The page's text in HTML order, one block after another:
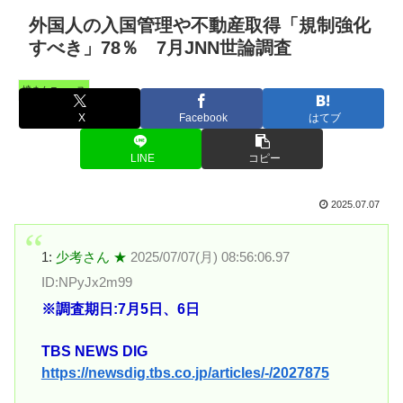
外国人の入国管理や不動産取得「規制強化
すべき」78％ 7月JNN世論調査
憤まんニュース
X Facebook はてブ
LINE コピー
2025.07.07
1: 少考さん ★ 2025/07/07(月) 08:56:06.97
ID:NPyJx2m99
※調査期日:7月5日、6日
TBS NEWS DIG
https://newsdig.tbs.co.jp/articles/-/2027875